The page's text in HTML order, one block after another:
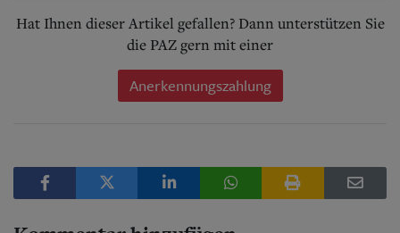
Hat Ihnen dieser Artikel gefallen? Dann unterstützen Sie
die PAZ gern mit einer
Anerkennungszahlung